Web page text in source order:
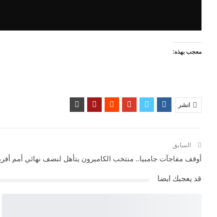
معجب بهذه:
انشر
السابق
أوقف مفاجآت جامبيا.. منتخب الكاميرون يتأهل لنصف نهائي أمم
قد يعجبك ايضا